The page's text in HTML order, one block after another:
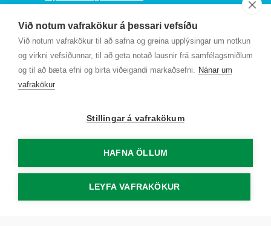
Við notum vafrakökur á þessari vefsíðu
Við notum vafrakökur til að safna og greina upplýsingar um notkun
og virkni vefsíðunnar, til að geta notað lausnir frá samfélagsmiðlum
og til að bæta efni og birta viðeigandi markaðsefni. Nánar um
vafrakökur
Stillingar á vafrakökum
HAFNA ÖLLUM
LEYFA VAFRAKÖKUR
Kt. 700169-3759
Fundarmannagátt